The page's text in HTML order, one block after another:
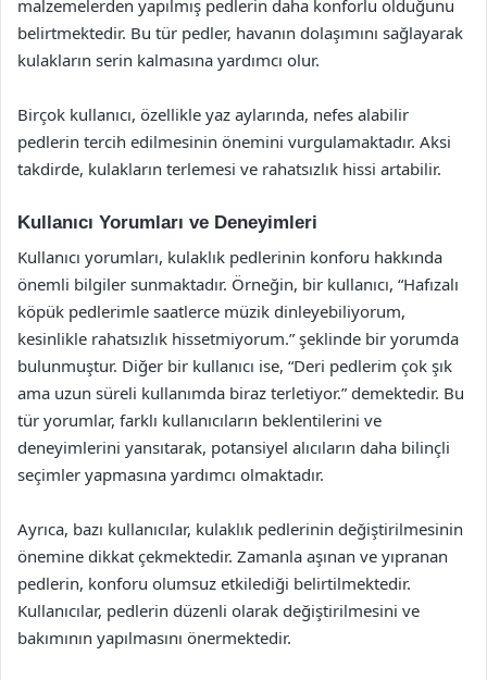
malzemelerden yapılmış pedlerin daha konforlu olduğunu
belirtmektedir. Bu tür pedler, havanın dolaşımını sağlayarak
kulakların serin kalmasına yardımcı olur.
Birçok kullanıcı, özellikle yaz aylarında, nefes alabilir
pedlerin tercih edilmesinin önemini vurgulamaktadır. Aksi
takdirde, kulakların terlemesi ve rahatsızlık hissi artabilir.
Kullanıcı Yorumları ve Deneyimleri
Kullanıcı yorumları, kulaklık pedlerinin konforu hakkında
önemli bilgiler sunmaktadır. Örneğin, bir kullanıcı, “Hafızalı
köpük pedlerimle saatlerce müzik dinleyebiliyorum,
kesinlikle rahatsızlık hissetmiyorum.” şeklinde bir yorumda
bulunmuştur. Diğer bir kullanıcı ise, “Deri pedlerim çok şık
ama uzun süreli kullanımda biraz terletiyor.” demektedir. Bu
tür yorumlar, farklı kullanıcıların beklentilerini ve
deneyimlerini yansıtarak, potansiyel alıcıların daha bilinçli
seçimler yapmasına yardımcı olmaktadır.
Ayrıca, bazı kullanıcılar, kulaklık pedlerinin değiştirilmesinin
önemine dikkat çekmektedir. Zamanla aşınan ve yıpranan
pedlerin, konforu olumsuz etkilediği belirtilmektedir.
Kullanıcılar, pedlerin düzenli olarak değiştirilmesini ve
bakımının yapılmasını önermektedir.